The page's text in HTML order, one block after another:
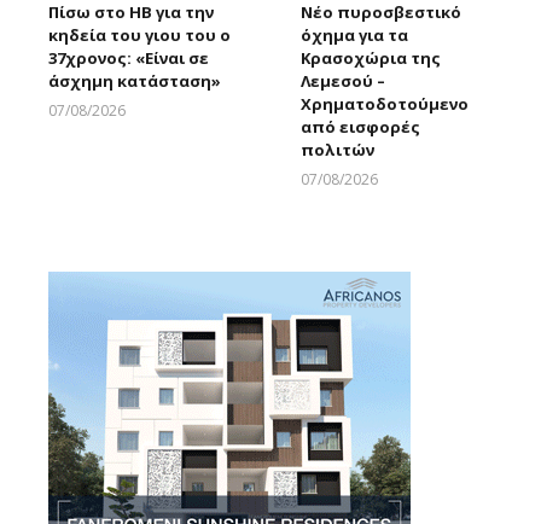
Πίσω στο ΗΒ για την
κηδεία του γιου του ο
37χρονος: «Είναι σε
άσχημη κατάσταση»
07/08/2026
Νέο πυροσβεστικό
όχημα για τα
Κρασοχώρια της
Λεμεσού –
Χρηματοδοτούμενο
από εισφορές
πολιτών
07/08/2026